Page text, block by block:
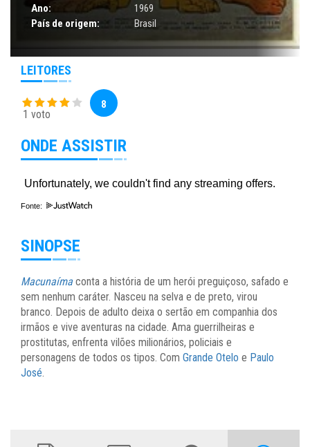
Ano:
1969
País de origem:
Brasil
LEITORES
1 voto
8
ONDE ASSISTIR
Fonte:
SINOPSE
Macunaímaconta a história de um herói preguiçoso, safado e
sem nenhum caráter. Nasceu na selva e de preto, virou
branco. Depois de adulto deixa o sertão em companhia dos
irmãos e vive aventuras na cidade. Ama guerrilheiras e
prostitutas, enfrenta vilões milionários, policiais e
personagens de todos os tipos. Com Grande Otelo e Paulo
José.